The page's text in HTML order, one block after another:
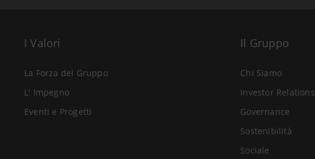
I Valori
La Forza del Gruppo
L' Impegno
Eventi e Progetti
Il Gruppo
Chi Siamo
Investor Relations
Governance
Sostenibilità
Sociale